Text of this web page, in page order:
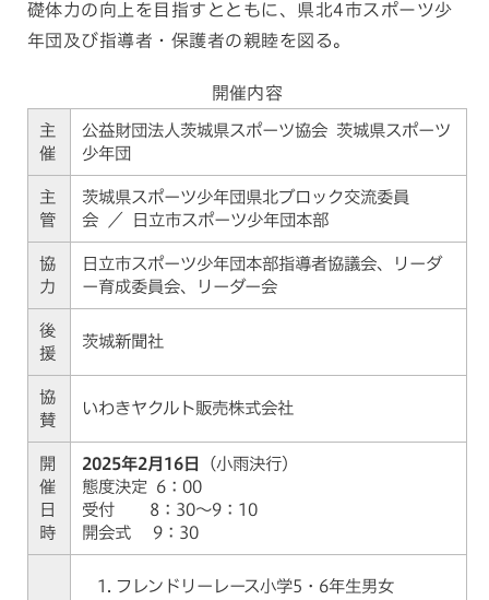
礎体力の向上を目指すとともに、県北4市スポーツ少
年団及び指導者・保護者の親睦を図る。
開催内容
主
催
公益財団法人茨城県スポーツ協会 茨城県スポーツ
少年団
主
管
茨城県スポーツ少年団県北ブロック交流委員
会 ／ 日立市スポーツ少年団本部
協
力
日立市スポーツ少年団本部指導者協議会、リーダ
ー育成委員会、リーダー会
後
援
茨城新聞社
協
賛
いわきヤクルト販売株式会社
開
催
日
時
2025年2月16日
（小雨決行）
態度決定 6：00
受付 8：30～9：10
開会式 9：30
フレンドリーレース小学5・6年生男女